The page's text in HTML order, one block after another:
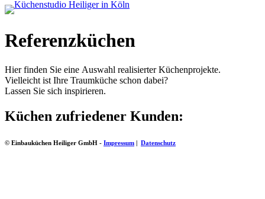
Referenzküchen
Hier finden Sie eine Auswahl realisierter Küchenprojekte.
Vielleicht ist Ihre Traumküche schon dabei?
Lassen Sie sich inspirieren.
Küchen zufriedener Kunden:
© Einbauküchen Heiliger GmbH - Impressum | Datenschutz